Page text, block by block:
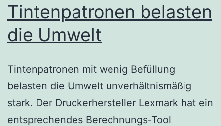
Tintenpatronen belasten
die Umwelt
Tintenpatronen mit wenig Befüllung
belasten die Umwelt unverhältnismäßig
stark. Der Druckerhersteller Lexmark hat ein
entsprechendes Berechnungs-Tool